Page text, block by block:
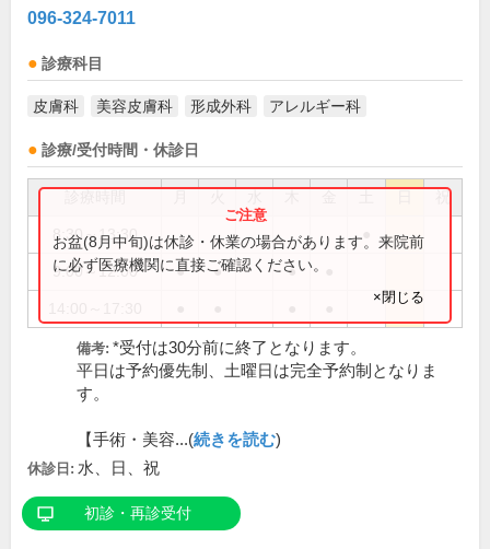
096-324-7011
診療科目
皮膚科 美容皮膚科 形成外科 アレルギー科
診療/受付時間・休診日
祝
8:30～13:30
9:00～12:00 ● ● ●
お盆(8月中旬)は休診・休業の場合があります。来院前
に必ず医療機関に直接ご確認ください。
×閉じる
備考: *受付は30分前に終了となります。
平日は予約優先制、土曜日は完全予約制となりま
す。
【手術・美容...(続きを読む)
休診日: 水、日、祝
初診・再診受付